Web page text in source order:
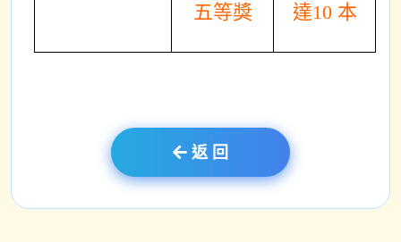
五等獎 達10 本
返 回